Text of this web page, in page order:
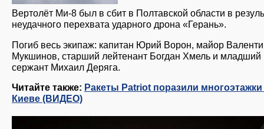
Вертолёт Ми-8 был в сбит в Полтавской области в
неудачного перехвата ударного дрона «Герань».
Погиб весь экипаж: капитан Юрий Ворон, майор
Мукшинов, старший лейтенант Богдан Хмель и младший
сержант Михаил Деряга.
Читайте также: Ракеты Patriot поразили многоэтажки
Киеве (ВИДЕО)